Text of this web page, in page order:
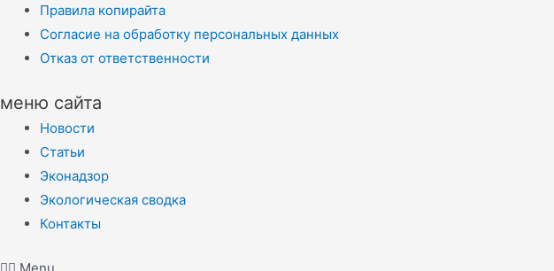
Правила копирайта
Согласие на обработку персональных данных
Отказ от ответственности
меню сайта
Новости
Статьи
Эконадзор
Экологическая сводка
Контакты
Menu